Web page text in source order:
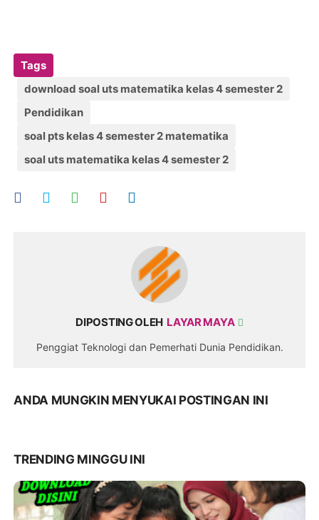
Tags
download soal uts matematika kelas 4 semester 2
Pendidikan
soal pts kelas 4 semester 2 matematika
soal uts matematika kelas 4 semester 2
DIPOSTING OLEH LAYAR MAYA
Penggiat Teknologi dan Pemerhati Dunia Pendidikan.
ANDA MUNGKIN MENYUKAI POSTINGAN INI
TRENDING MINGGU INI